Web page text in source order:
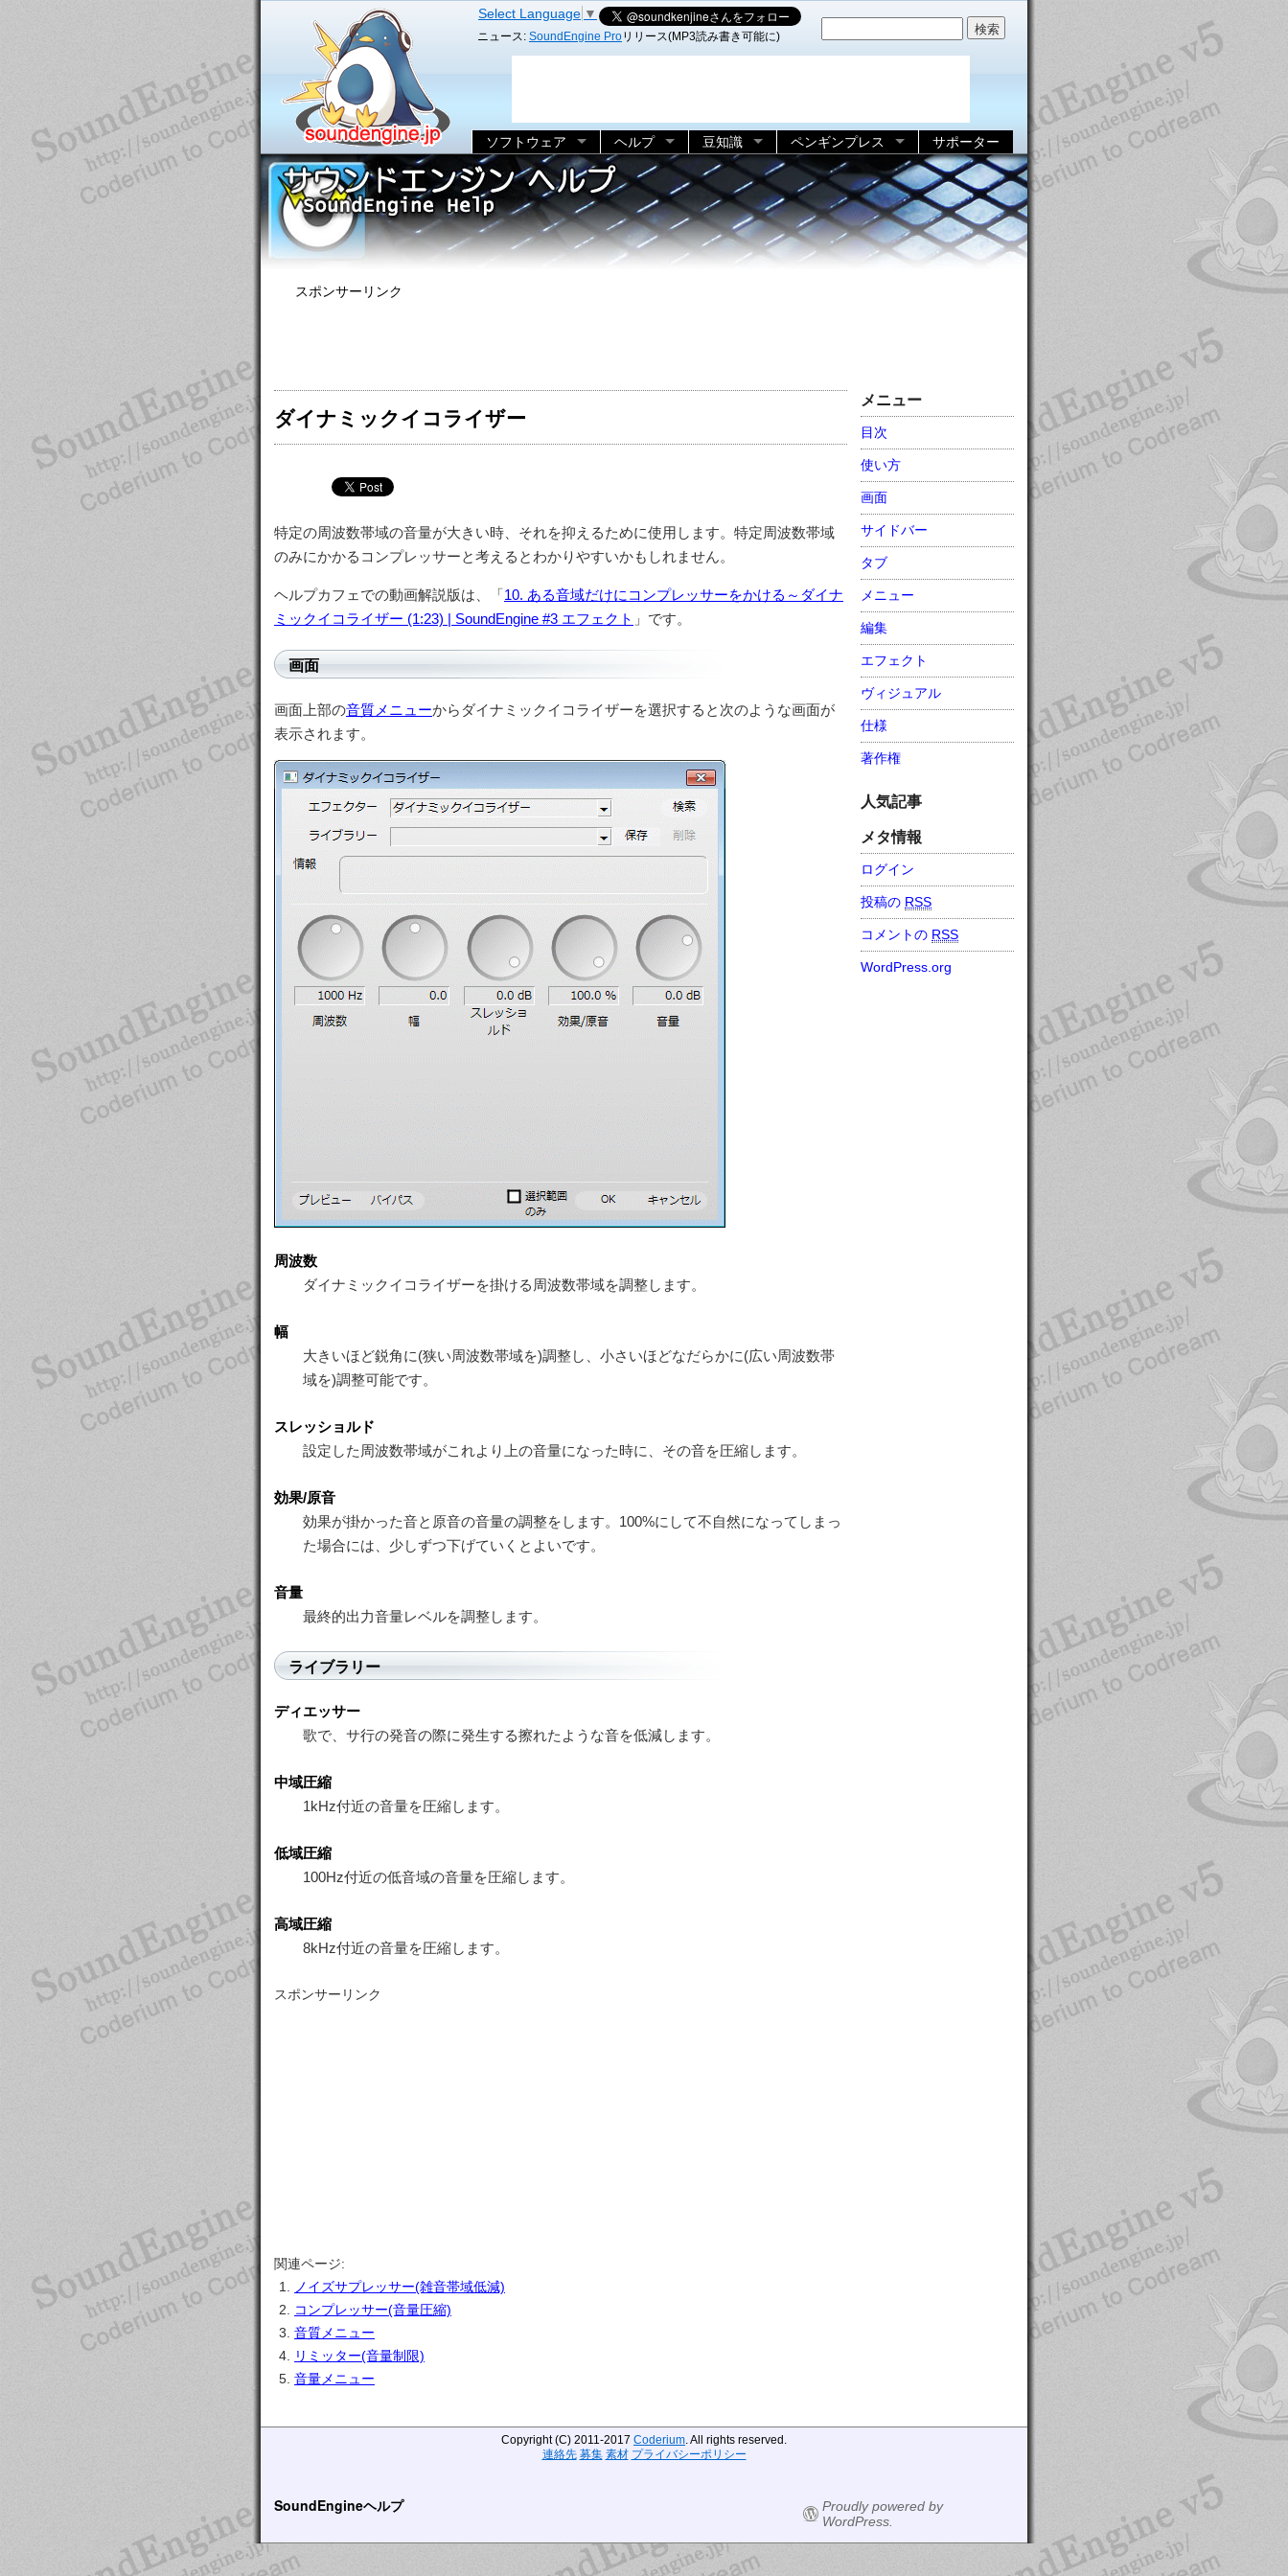
Select Language ▼
ニュース: SoundEngine Proリリース(MP3読み書き可能に)
ソフトウェア ヘルプ 豆知識 ペンギンプレス サポーター
スポンサーリンク
ダイナミックイコライザー
特定の周波数帯域の音量が大きい時、それを抑えるために使用します。特定周波数帯域
のみにかかるコンプレッサーと考えるとわかりやすいかもしれません。
ヘルプカフェでの動画解説版は、「10. ある音域だけにコンプレッサーをかける～ダイナ
ミックイコライザー (1:23) | SoundEngine #3 エフェクト 」です。
画面
画面上部の音質メニューからダイナミックイコライザーを選択すると次のような画面が
表示されます。
周波数
ダイナミックイコライザーを掛ける周波数帯域を調整します。
幅
大きいほど鋭角に(狭い周波数帯域を)調整し、小さいほどなだらかに(広い周波数帯
域を)調整可能です。
スレッショルド
設定した周波数帯域がこれより上の音量になった時に、その音を圧縮します。
効果/原音
効果が掛かった音と原音の音量の調整をします。100%にして不自然になってしまっ
た場合には、少しずつ下げていくとよいです。
音量
最終的出力音量レベルを調整します。
ライブラリー
ディエッサー
歌で、サ行の発音の際に発生する擦れたような音を低減します。
中域圧縮
1kHz付近の音量を圧縮します。
低域圧縮
100Hz付近の低音域の音量を圧縮します。
高域圧縮
8kHz付近の音量を圧縮します。
スポンサーリンク
関連ページ:
ノイズサプレッサー(雑音帯域低減)
コンプレッサー(音量圧縮)
音質メニュー
リミッター(音量制限)
音量メニュー
メニュー
目次
使い方
画面
サイドバー
タブ
メニュー
編集
エフェクト
ヴィジュアル
仕様
著作権
人気記事
メタ情報
ログイン
投稿の RSS
コメントの RSS
WordPress.org
Copyright (C) 2011-2017 Coderium. All rights reserved.
連絡先 募集 素材 プライバシーポリシー
SoundEngineヘルプ
Proudly powered by
WordPress.